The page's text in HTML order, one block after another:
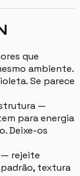
que
ambiente.
Se parece
—
para energia
Deixe-os
rejeite
textura